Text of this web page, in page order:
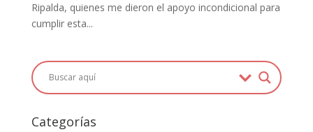
Ripalda, quienes me dieron el apoyo incondicional para
cumplir esta...
Categorías